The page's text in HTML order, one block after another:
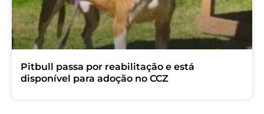
Pitbull passa por reabilitação e está
disponível para adoção no CCZ